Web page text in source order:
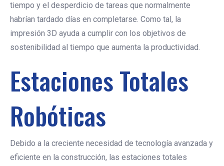
tiempo y el desperdicio de tareas que normalmente
habrían tardado días en completarse. Como tal, la
impresión 3D ayuda a cumplir con los objetivos de
sostenibilidad al tiempo que aumenta la productividad.
Estaciones Totales
Robóticas
Debido a la creciente necesidad de tecnología avanzada y
eficiente en la construcción, las estaciones totales